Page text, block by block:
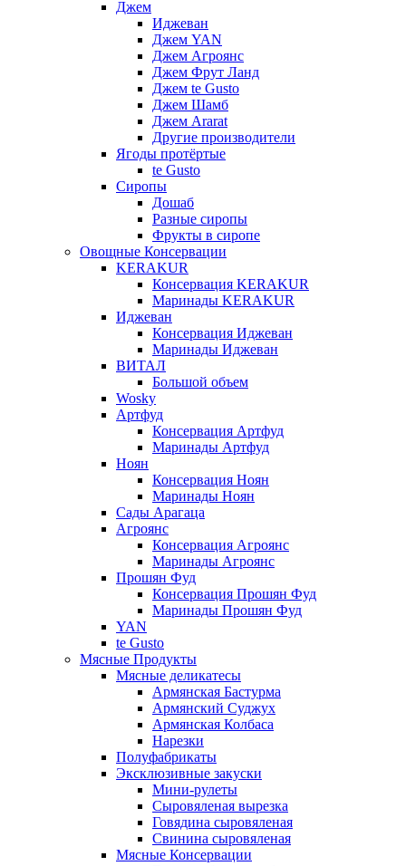
Джем
Иджеван
Джем YAN
Джем Агроянс
Джем Фрут Ланд
Джем te Gusto
Джем Шамб
Джем Ararat
Другие производители
Ягоды протёртые
te Gusto
Сиропы
Дошаб
Разные сиропы
Фрукты в сиропе
Овощные Консервации
KERAKUR
Консервация KERAKUR
Маринады KERAKUR
Иджеван
Консервация Иджеван
Маринады Иджеван
ВИТАЛ
Большой объем
Wosky
Артфуд
Консервация Артфуд
Маринады Артфуд
Ноян
Консервация Ноян
Маринады Ноян
Сады Арагаца
Агроянс
Консервация Агроянс
Маринады Агроянс
Прошян Фуд
Консервация Прошян Фуд
Маринады Прошян Фуд
YAN
te Gusto
Мясные Продукты
Мясные деликатесы
Армянская Бастурма
Армянский Суджух
Армянская Колбаса
Нарезки
Полуфабрикаты
Эксклюзивные закуски
Мини-рулеты
Сыровяленая вырезка
Говядина сыровяленая
Свинина сыровяленая
Мясные Консервации